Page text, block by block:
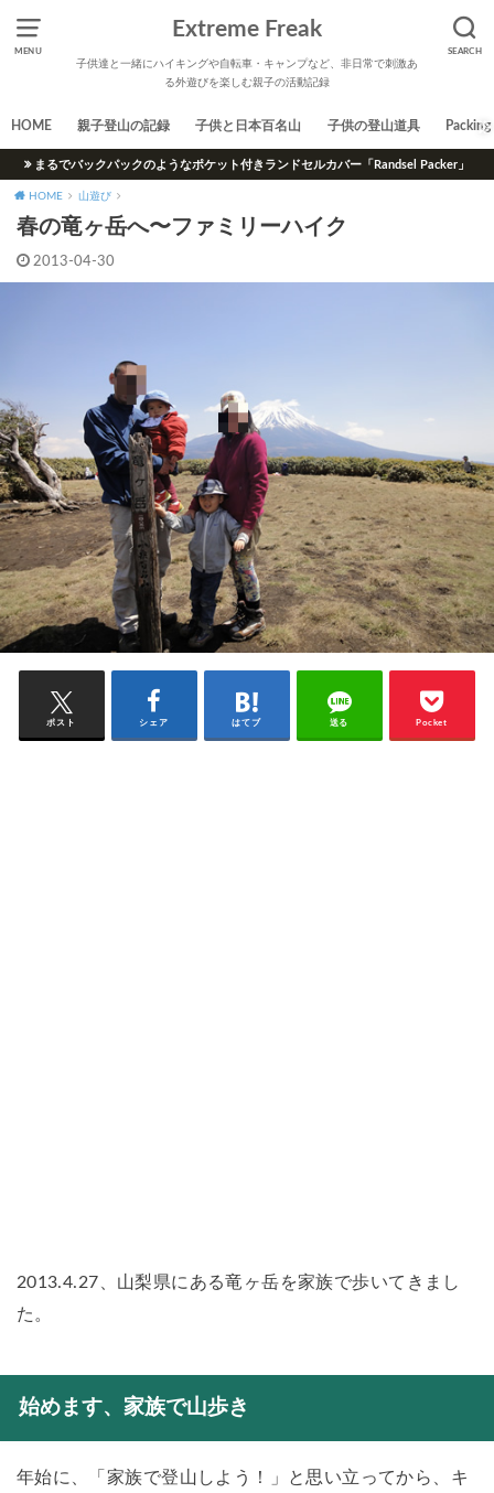
MENU SEARCH
Extreme Freak
子供達と一緒にハイキングや自転車・キャンプなど、非日常で刺激あ
る外遊びを楽しむ親子の活動記録
HOME 親子登山の記録 子供と日本百名山 子供の登山道具 Packing
まるでバックパックのようなポケット付きランドセルカバー「Randsel Packer」
HOME 山遊び
春の竜ヶ岳へ〜ファミリーハイク
2013-04-30
ポスト シェア はてブ 送る Pocket
2013.4.27、山梨県にある竜ヶ岳を家族で歩いてきまし
た。
始めます、家族で山歩き
年始に、「家族で登山しよう！」と思い立ってから、キ